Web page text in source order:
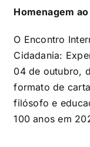
Homenagem
O Encontro
Cidadania:
04 de outubro,
formato de
filósofo e
100 anos em